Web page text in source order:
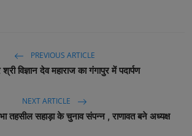
PREVIOUS ARTICLE
विज्ञान देव महाराज का गंगापुर में पदार्पण
NEXT ARTICLE
तहसील सहाड़ा के चुनाव संपन्न , राणावत बने अध्यक्ष